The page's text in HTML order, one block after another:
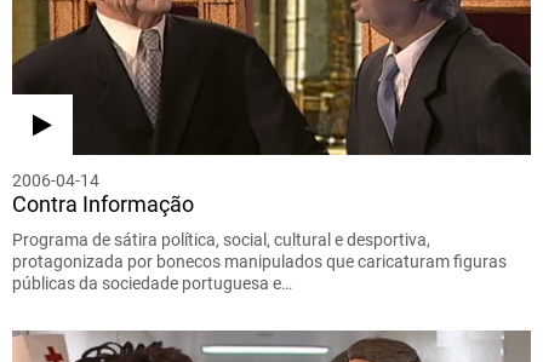
2006-04-14
Contra Informação
Programa de sátira política, social, cultural e desportiva,
protagonizada por bonecos manipulados que caricaturam figuras
públicas da sociedade portuguesa e…